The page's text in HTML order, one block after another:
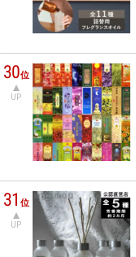
30位
UP
31位
UP